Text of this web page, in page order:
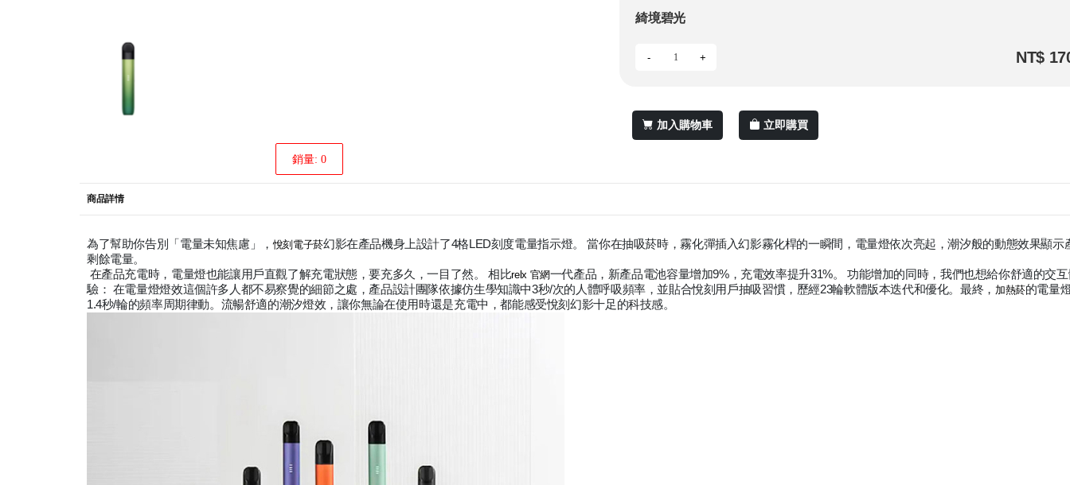
銷量: 0
綺境碧光
- + NT$
加入購物車 立即購買
商品詳情
為了幫助你告別「電量未知焦慮」，悅刻電子菸幻影在產品機身上設計了4格LED刻度電量指示燈。 當你在抽吸菸時，霧化彈插入幻影霧化桿的一瞬間，電量燈依次亮起，潮汐般的動態效果顯示
剩餘電量。
在產品充電時，電量燈也能讓用戶直觀了解充電狀態，要充多久，一目了然。 相比relx 官網一代產品，新產品電池容量增加9%，充電效率提升31%。 功能增加的同時，我們也想給你舒適的交
驗： 在電量燈燈效這個許多人都不易察覺的細節之處，產品設計團隊依據仿生學知識中3秒/次的人體呼吸頻率，並貼合悅刻用戶抽吸習慣，歷經23輪軟體版本迭代和優化。最終， 加熱菸的電量
1.4秒/輪的頻率周期律動。流暢舒適的潮汐燈效，讓你無論在使用時還是充電中，都能感受悅刻幻影十足的科技感。